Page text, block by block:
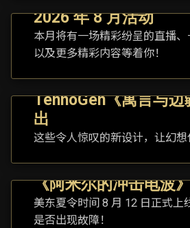
2026 年 8 月活动
本月将有一场精彩纷呈的直播、
以及更多精彩内容等着你！
TennoGen《寓言与
出
这些令人惊叹的新设计，让幻想
《阿米尔的冲击电波
美东夏令时间 8 月 12 日正式上
是否出现故障！